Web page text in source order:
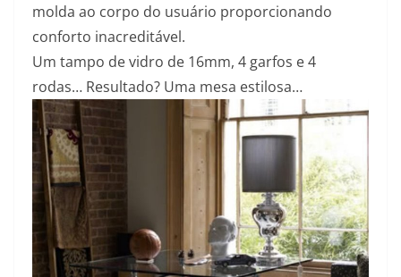
molda ao corpo do usuário proporcionando
conforto inacreditável.
Um tampo de vidro de 16mm, 4 garfos e 4
rodas… Resultado? Uma mesa estilosa…